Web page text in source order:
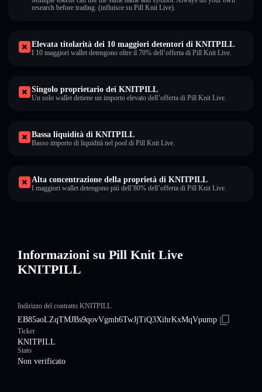
research before trading. (influisce su Pill Knit Live).
Elevata titolarità dei 10 maggiori detentori di KNITPILL
I 10 maggiori wallet detengono oltre il 70% dell’offerta di Pill Knit Live.
Singolo proprietario dei KNITPILL
Un solo wallet detiene un importo elevato dell’offerta di Pill Knit Live.
Bassa liquidità di KNITPILL
Basso importo di liquidità nel pool di Pill Knit Live.
Alta concentrazione della proprietà di KNITPILL
I maggiori wallet detengono più dell’80% dell’offerta di Pill Knit Live.
Informazioni su Pill Knit Live
KNITPILL
Indirizzo del contratto KNITPILL
EB85aoLZqTMJBs9qovVgmh6TwJjTiQ3XihrKxMqVpump
Ticker
KNITPILL
Stato
Non verificato